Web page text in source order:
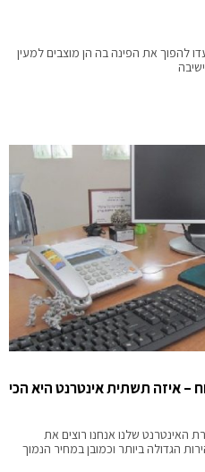
להפוך את הפינה בה הן מוצבים למעין
– איזה תשתית אינטרנט היא הכי
האינטרנט שלנו אנחנו רוצים את
הגדולה ביותר וכמובן במחיר הנמוך